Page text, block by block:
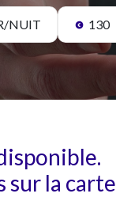
NUIT 130
la